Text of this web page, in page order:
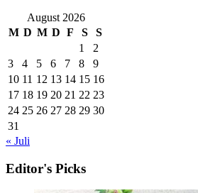
August 2026
M D M D F S
S
1
2
3
4 5 6 7 8
9
10 11 12 13 14 15 16
17 18 19 20 21 22 23
24 25 26 27 28 29 30
31
« Juli
Editor's Picks